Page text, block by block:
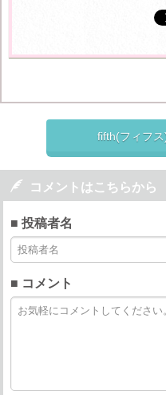
fifth(フィフ
 コメントはこちらから
■ 投稿者名
■ コメント